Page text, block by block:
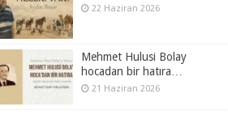
22 Haziran 2026
Mehmet Hulusi Bolay
hocadan bir hatıra…
21 Haziran 2026